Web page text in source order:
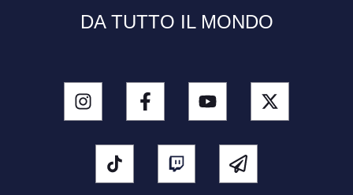
DA TUTTO IL MONDO